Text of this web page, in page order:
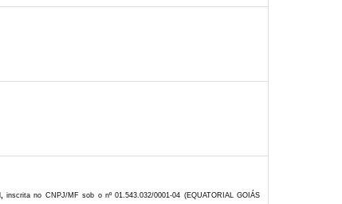
,inscrita no CNPJ/MF sob o nº 01.543.032/0001-04 (EQUATORIAL GOIÁS